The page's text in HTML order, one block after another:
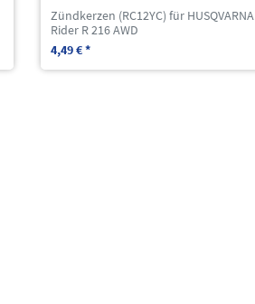
Zündkerzen (RC12YC) für HUSQVARNA
Rider R 216 AWD
4,49 € *